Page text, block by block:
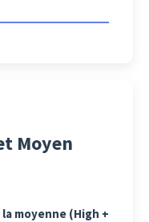
Moyen
moyenne (High +